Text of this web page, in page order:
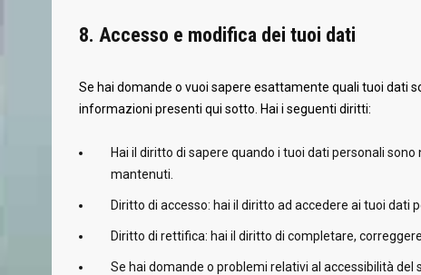
8. Accesso e modifica dei tuoi dati
Se hai domande o vuoi sapere esattamente quali tuoi dati
informazioni presenti qui sotto. Hai i seguenti diritti:
Hai il diritto di sapere quando i tuoi dati personali
mantenuti.
Diritto di accesso: hai il diritto ad accedere ai tuoi dati
Diritto di rettifica: hai il diritto di completare,
Se hai domande o problemi relativi al accessibilità